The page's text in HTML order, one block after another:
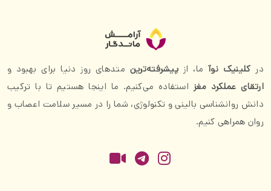
درکلینیک نوآما، از پیشرفته‌ترین متدهای روز دنیا برای بهبود و
ارتقای عملکرد مغز استفاده می‌کنیم. ما اینجا هستیم تا با ترکیب
دانش روانشناسی بالینی و تکنولوژی، شما را در مسیر سلامت اعصاب و
روان همراهی کنیم.